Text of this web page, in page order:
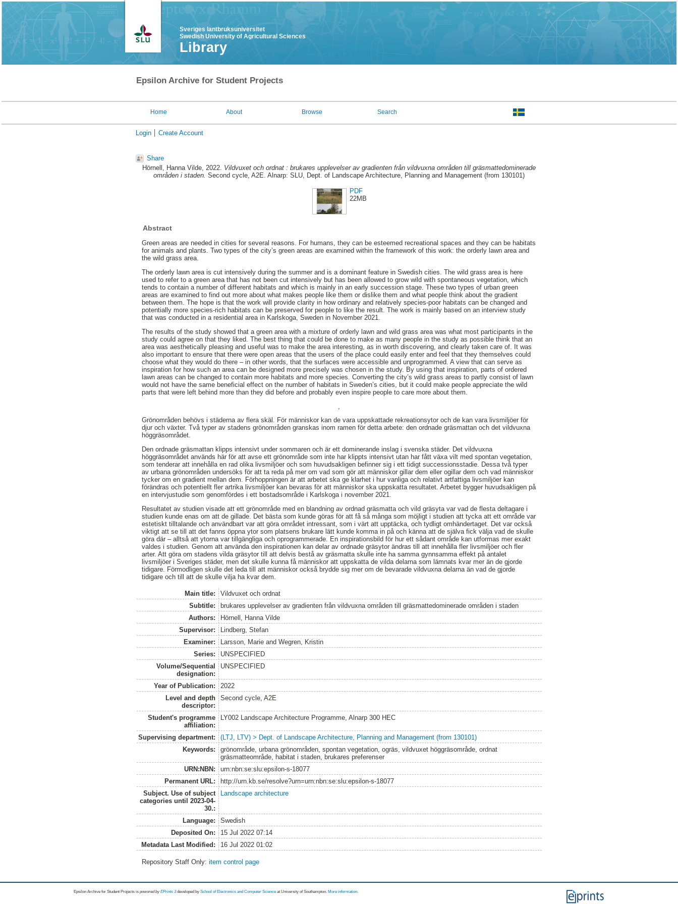
Sveriges lantbruksuniversitet
Swedish University of Agricultural Sciences
Library
Epsilon Archive for Student Projects
Home About Browse Search
Login Create Account
Share
Hörnell, Hanna Vilde, 2022. Vildvuxet och ordnat : brukares upplevelser av gradienten från vildvuxna områden till gräsmattedominerade
områden i staden. Second cycle, A2E. Alnarp: SLU, Dept. of Landscape Architecture, Planning and Management (from 130101)
PDF
22MB
Abstract
Green areas are needed in cities for several reasons. For humans, they can be esteemed recreational spaces and they can be habitats
for animals and plants. Two types of the city’s green areas are examined within the framework of this work: the orderly lawn area and
the wild grass area.
The orderly lawn area is cut intensively during the summer and is a dominant feature in Swedish cities. The wild grass area is here
used to refer to a green area that has not been cut intensively but has been allowed to grow wild with spontaneous vegetation, which
tends to contain a number of different habitats and which is mainly in an early succession stage. These two types of urban green
areas are examined to find out more about what makes people like them or dislike them and what people think about the gradient
between them. The hope is that the work will provide clarity in how ordinary and relatively species-poor habitats can be changed and
potentially more species-rich habitats can be preserved for people to like the result. The work is mainly based on an interview study
that was conducted in a residential area in Karlskoga, Sweden in November 2021.
The results of the study showed that a green area with a mixture of orderly lawn and wild grass area was what most participants in the
study could agree on that they liked. The best thing that could be done to make as many people in the study as possible think that an
area was aesthetically pleasing and useful was to make the area interesting, as in worth discovering, and clearly taken care of. It was
also important to ensure that there were open areas that the users of the place could easily enter and feel that they themselves could
choose what they would do there – in other words, that the surfaces were accessible and unprogrammed. A view that can serve as
inspiration for how such an area can be designed more precisely was chosen in the study. By using that inspiration, parts of ordered
lawn areas can be changed to contain more habitats and more species. Converting the city’s wild grass areas to partly consist of lawn
would not have the same beneficial effect on the number of habitats in Sweden’s cities, but it could make people appreciate the wild
parts that were left behind more than they did before and probably even inspire people to care more about them.
Grönområden behövs i städerna av flera skäl. För människor kan de vara uppskattade rekreationsytor och de kan vara livsmiljöer för
djur och växter. Två typer av stadens grönområden granskas inom ramen för detta arbete: den ordnade gräsmattan och det vildvuxna
höggräsområdet.
Den ordnade gräsmattan klipps intensivt under sommaren och är ett dominerande inslag i svenska städer. Det vildvuxna
höggräsområdet används här för att avse ett grönområde som inte har klippts intensivt utan har fått växa vilt med spontan vegetation,
som tenderar att innehålla en rad olika livsmiljöer och som huvudsakligen befinner sig i ett tidigt successionsstadie. Dessa två typer
av urbana grönområden undersöks för att ta reda på mer om vad som gör att människor gillar dem eller ogillar dem och vad människor
tycker om en gradient mellan dem. Förhoppningen är att arbetet ska ge klarhet i hur vanliga och relativt artfattiga livsmiljöer kan
förändras och potentiellt fler artrika livsmiljöer kan bevaras för att människor ska uppskatta resultatet. Arbetet bygger huvudsakligen på
en intervjustudie som genomfördes i ett bostadsområde i Karlskoga i november 2021.
Resultatet av studien visade att ett grönområde med en blandning av ordnad gräsmatta och vild gräsyta var vad de flesta deltagare i
studien kunde enas om att de gillade. Det bästa som kunde göras för att få så många som möjligt i studien att tycka att ett område var
estetiskt tilltalande och användbart var att göra området intressant, som i värt att upptäcka, och tydligt omhändertaget. Det var också
viktigt att se till att det fanns öppna ytor som platsens brukare lätt kunde komma in på och känna att de själva fick välja vad de skulle
göra där – alltså att ytorna var tillgängliga och oprogrammerade. En inspirationsbild för hur ett sådant område kan utformas mer exakt
valdes i studien. Genom att använda den inspirationen kan delar av ordnade gräsytor ändras till att innehålla fler livsmiljöer och fler
arter. Att göra om stadens vilda gräsytor till att delvis bestå av gräsmatta skulle inte ha samma gynnsamma effekt på antalet
livsmiljöer i Sveriges städer, men det skulle kunna få människor att uppskatta de vilda delarna som lämnats kvar mer än de gjorde
tidigare. Förmodligen skulle det leda till att människor också brydde sig mer om de bevarade vildvuxna delarna än vad de gjorde
tidigare och till att de skulle vilja ha kvar dem.
Main title:
Vildvuxet och ordnat
Subtitle:
brukares upplevelser av gradienten från vildvuxna områden till gräsmattedominerade områden i staden
Authors:
Hörnell, Hanna Vilde
Supervisor:
Lindberg, Stefan
Examiner:
Larsson, Marieand Wegren, Kristin
Series:
UNSPECIFIED
Volume/Sequential
designation:
UNSPECIFIED
Year of Publication:
2022
Level and depth
descriptor:
Second cycle, A2E
Student's programme
affiliation:
LY002 Landscape Architecture Programme, Alnarp 300 HEC
Supervising department:
(LTJ, LTV) > Dept. of Landscape Architecture, Planning and Management (from 130101)
Keywords:
grönområde, urbana grönområden, spontan vegetation, ogräs, vildvuxet höggräsområde, ordnat
gräsmatteområde, habitat i staden, brukares preferenser
URN:NBN:
urn:nbn:se:slu:epsilon-s-18077
Permanent URL:
http://urn.kb.se/resolve?urn=urn:nbn:se:slu:epsilon-s-18077
Subject. Use of subject
categories until 2023-04-
30.:
Landscape architecture
Language:
Swedish
Deposited On:
15 Jul 2022 07:14
Metadata Last Modified:
16 Jul 2022 01:02
Repository Staff Only:item control page
Epsilon Archive for Student Projects is powored byEPrints 3 developed by School of Electronics and Computer Science at University of Southampton. More information.